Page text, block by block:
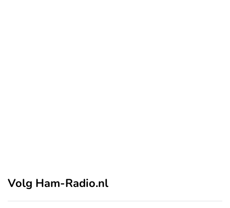
Volg Ham-Radio.nl